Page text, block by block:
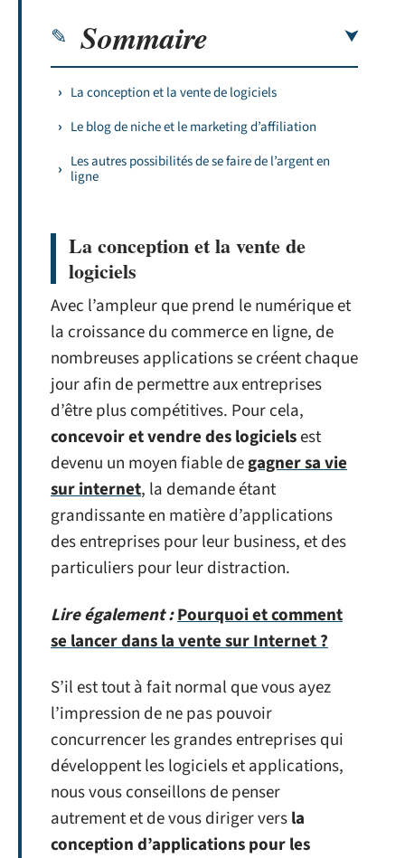
Sommaire
La conception et la vente de logiciels
Le blog de niche et le marketing d’affiliation
Les autres possibilités de se faire de l’argent en
ligne
La conception et la vente de
logiciels
Avec l’ampleur que prend le numérique et
la croissance du commerce en ligne, de
nombreuses applications se créent chaque
jour afin de permettre aux entreprises
d’être plus compétitives. Pour cela,
concevoir et vendre des logicielsest
devenu un moyen fiable degagner sa vie
sur internet, la demande étant
grandissante en matière d’applications
des entreprises pour leur business, et des
particuliers pour leur distraction.
Lire également :Pourquoi et comment
se lancer dans la vente sur Internet ?
S’il est tout à fait normal que vous ayez
l’impression de ne pas pouvoir
concurrencer les grandes entreprises qui
développent les logiciels et applications,
nous vous conseillons de penser
autrement et de vous diriger versla
conception d’applications pour les